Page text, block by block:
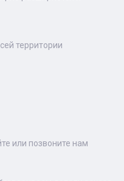
территории
или позвоните нам